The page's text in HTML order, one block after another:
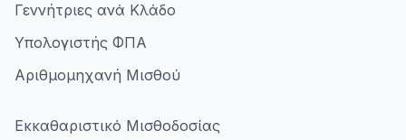
Γεννήτριες ανά Κλάδο
Υπολογιστής ΦΠΑ
Αριθμομηχανή Μισθού
Εκκαθαριστικό Μισθοδοσίας